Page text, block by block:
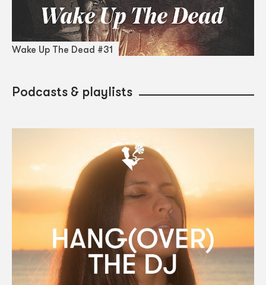
Wake Up The Dead #31
Podcasts & playlists